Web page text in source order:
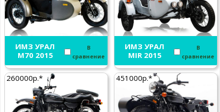
ИМЗ УРАЛ
M70 2015
В
сравнение
ИМЗ УРАЛ
MIR 2015
В
сравнение
260000р.* 451000р.*